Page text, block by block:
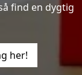
find en dygtig
her!